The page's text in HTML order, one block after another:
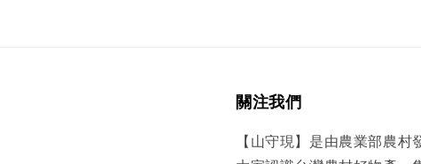
關注我們
【山守現】是由農業部農